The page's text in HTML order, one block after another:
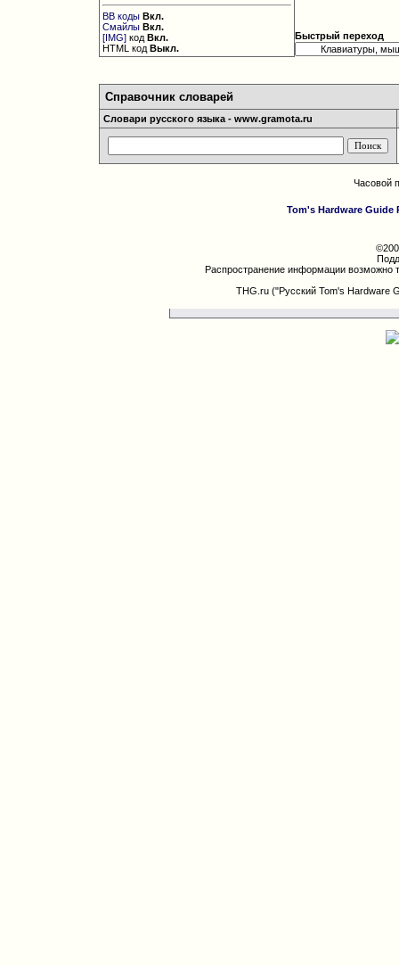
BB коды Вкл.
Смайлы Вкл.
[IMG] кодВкл.
HTML кодВыкл.
Быстрый переход
Справочник словарей
Словари русского языка - www.gramota.ru
Часовой
Tom's Hardware Guide
Распространение информации возможно
THG.ru ("Русский Tom's Hardware